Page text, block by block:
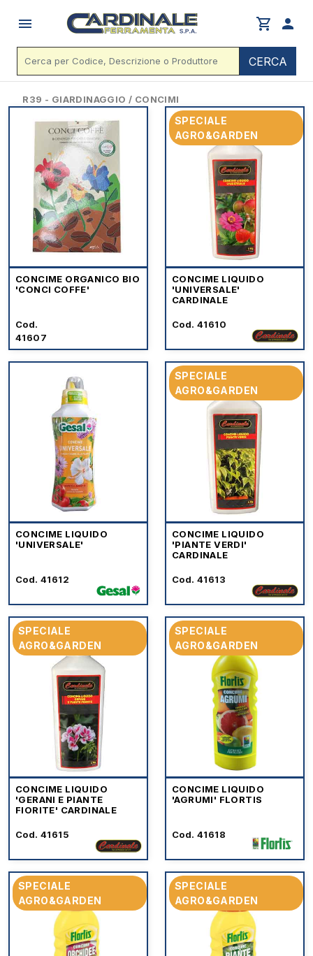
menu shopping_cart person
CERCA
R39 - GIARDINAGGIO / CONCIMI
CONCIME ORGANICO BIO
'CONCI COFFE'
Cod.
41607
SPECIALE
AGRO&GARDEN
CONCIME LIQUIDO
'UNIVERSALE'
CARDINALE
Cod. 41610
CONCIME LIQUIDO
'UNIVERSALE'
Cod. 41612
SPECIALE
AGRO&GARDEN
CONCIME LIQUIDO
'PIANTE VERDI'
CARDINALE
Cod. 41613
SPECIALE
AGRO&GARDEN
CONCIME LIQUIDO
'GERANI E PIANTE
FIORITE' CARDINALE
Cod. 41615
SPECIALE
AGRO&GARDEN
CONCIME LIQUIDO
'AGRUMI' FLORTIS
Cod. 41618
SPECIALE
AGRO&GARDEN
SPECIALE
AGRO&GARDEN